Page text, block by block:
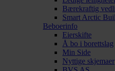
Bærekraftig
Smart Arctic
Beboerinfo
Eierskifte
Å bo i borettslag
Min Side
Nyttige skjemaer